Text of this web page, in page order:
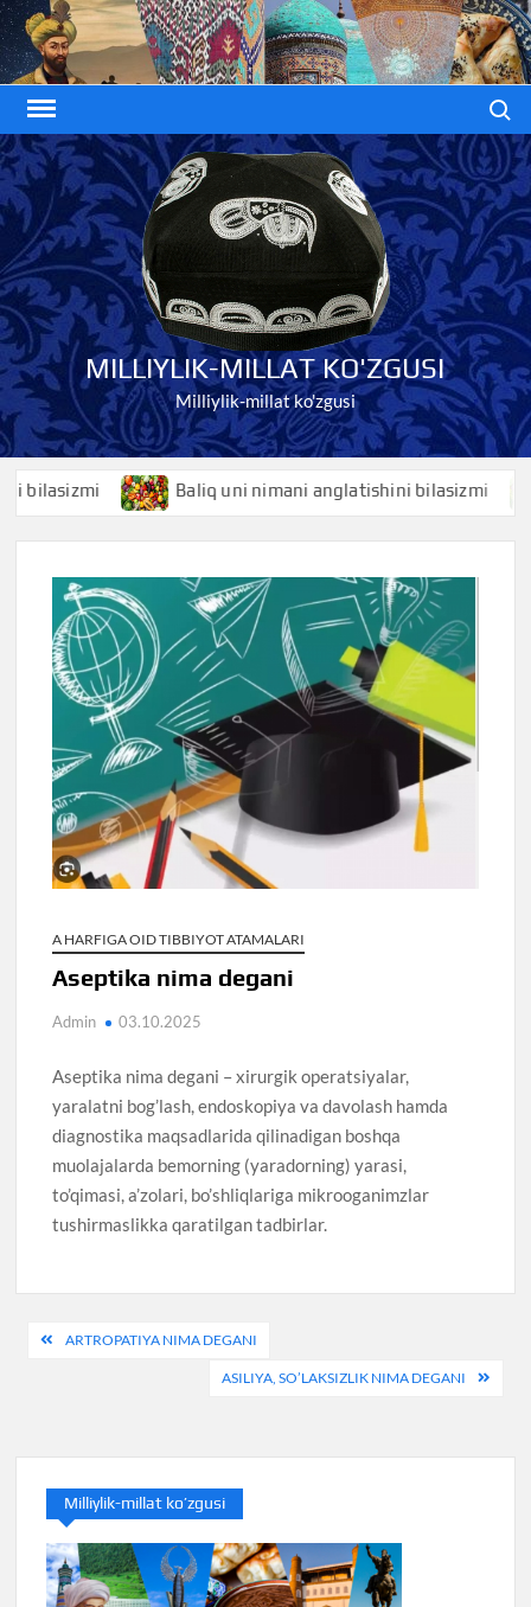
Skip
to
content
MILLIYLIK-MILLAT KO'ZGUSI
Milliylik-millat ko'zgusi
Baliq uni nimani anglatishini bilasizmi
A HARFIGA OID TIBBIYOT ATAMALARI
Aseptika nima degani
Admin 03.10.2025
Aseptika nima degani – xirurgik operatsiyalar,
yaralatni bog’lash, endoskopiya va davolash hamda
diagnostika maqsadlarida qilinadigan boshqa
muolajalarda bemorning (yaradorning) yarasi,
to’qimasi, a’zolari, bo’shliqlariga mikrooganimzlar
tushirmaslikka qaratilgan tadbirlar.
PostARTROPATIYA NIMA DEGANI
ASILIYA, SO’LAKSIZLIK NIMA DEGANI
Milliylik-millat ko’zgusi